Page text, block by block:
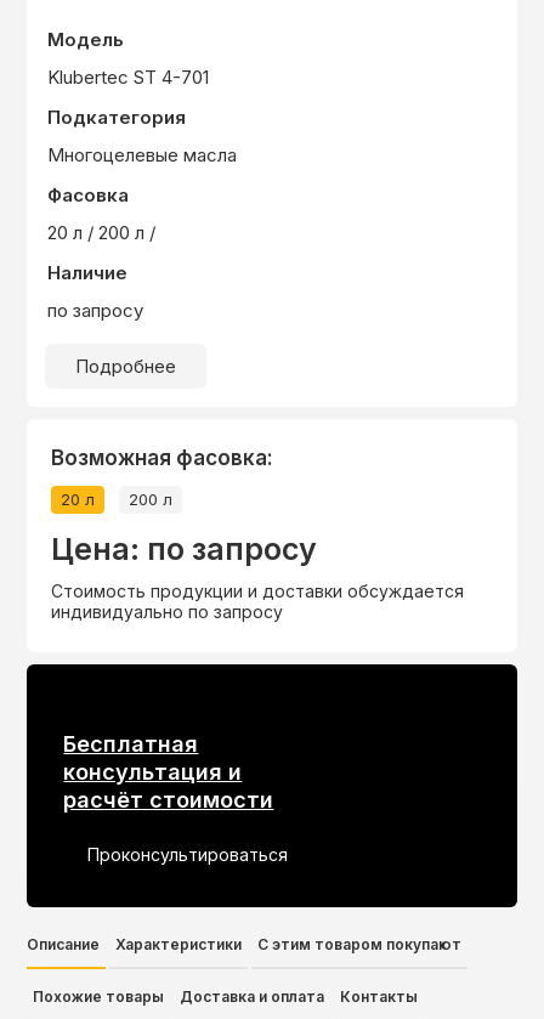
Модель
Klubertec ST 4-701
Подкатегория
Многоцелевые масла
Фасовка
20 л / 200 л /
Наличие
по запросу
Подробнее
Возможная фасовка:
20 л 200 л
Цена: по запросу
Стоимость продукции и доставки обсуждается
индивидуально по запросу
Бесплатная
консультация и
расчёт стоимости
Проконсультироваться
Описание Характеристики С этим товаром покупают
Похожие товары Доставка и оплата Контакты